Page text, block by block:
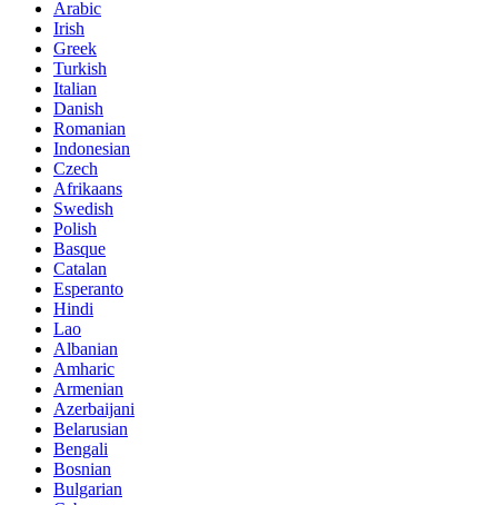
Arabic
Irish
Greek
Turkish
Italian
Danish
Romanian
Indonesian
Czech
Afrikaans
Swedish
Polish
Basque
Catalan
Esperanto
Hindi
Lao
Albanian
Amharic
Armenian
Azerbaijani
Belarusian
Bengali
Bosnian
Bulgarian